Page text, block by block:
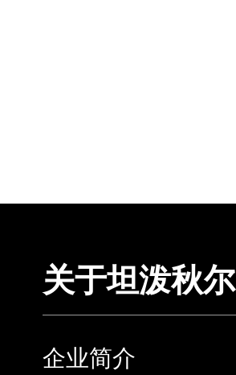
关于坦泼秋尔
企业简介